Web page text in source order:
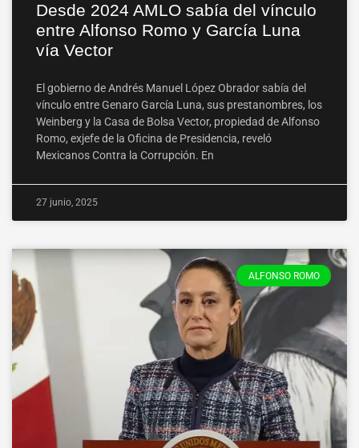
Desde 2024 AMLO sabía del vínculo
entre Alfonso Romo y García Luna
vía Vector
El gobierno de Andrés Manuel López Obrador sabía del
vínculo entre Genaro García Luna, sus prestanombres, los
Weinberg y la Casa de Bolsa Vector, propiedad de Alfonso
Romo, exjefe de la Oficina de Presidencia, reveló
Mexicanos Contra la Corrupción. En
27 junio, 2025
ALFONSO ROMO